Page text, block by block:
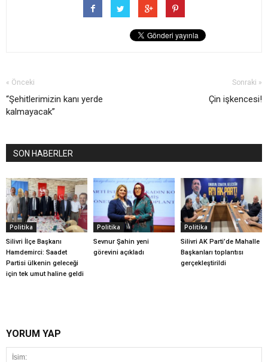
« Önceki
“Şehitlerimizin kanı yerde
kalmayacak”
Sonraki »
Çin işkencesi!
SON HABERLER
Politika
Silivri İlçe Başkanı
Hamdemirci: Saadet
Partisi ülkenin geleceği
için tek umut haline geldi
Politika
Sevnur Şahin yeni
görevini açıkladı
Politika
Silivri AK Parti’de Mahalle
Başkanları toplantısı
gerçekleştirildi
YORUM YAP